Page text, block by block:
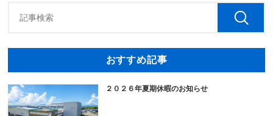
おすすめ記事
２０２６年夏期休暇のお知らせ